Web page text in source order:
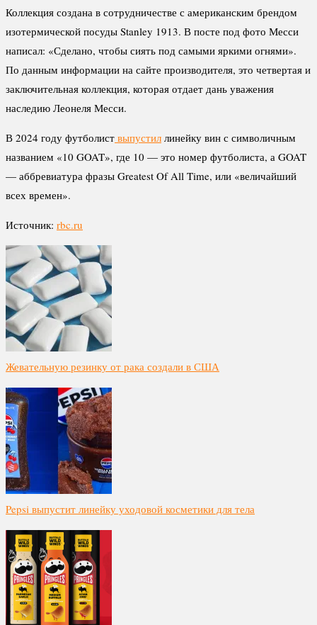
Коллекция создана в сотрудничестве с американским брендом
изотермической посуды Stanley 1913. В посте под фото Месси
написал: «Сделано, чтобы сиять под самыми яркими огнями».
По данным информации на сайте производителя, это четвертая и
заключительная коллекция, которая отдает дань уважения
наследию Леонеля Месси.
В 2024 году футболист выпустил линейку вин с символичным
названием «10 GOAT», где 10 — это номер футболиста, а GOAT
— аббревиатура фразы Greatest Of All Time, или «величайший
всех времен».
Источник: rbc.ru
Жевательную резинку от рака создали в США
Pepsi выпустит линейку уходовой косметики для тела